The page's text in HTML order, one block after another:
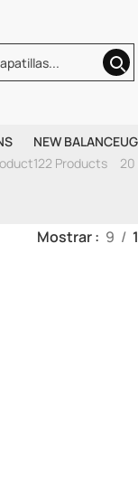
NEW BALANCE
122 Products
Mostrar 9